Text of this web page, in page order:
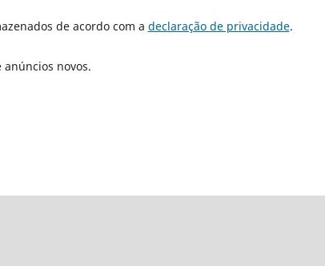
de acordo com a declaração de privacidade.
novos.